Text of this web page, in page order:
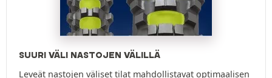
SUURI VÄLI NASTOJEN VÄLILLÄ
Leveät nastojen väliset tilat mahdollistavat optimaalisen